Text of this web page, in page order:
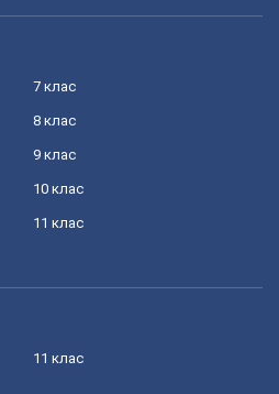
7 клас
8 клас
9 клас
10 клас
11 клас
11 клас